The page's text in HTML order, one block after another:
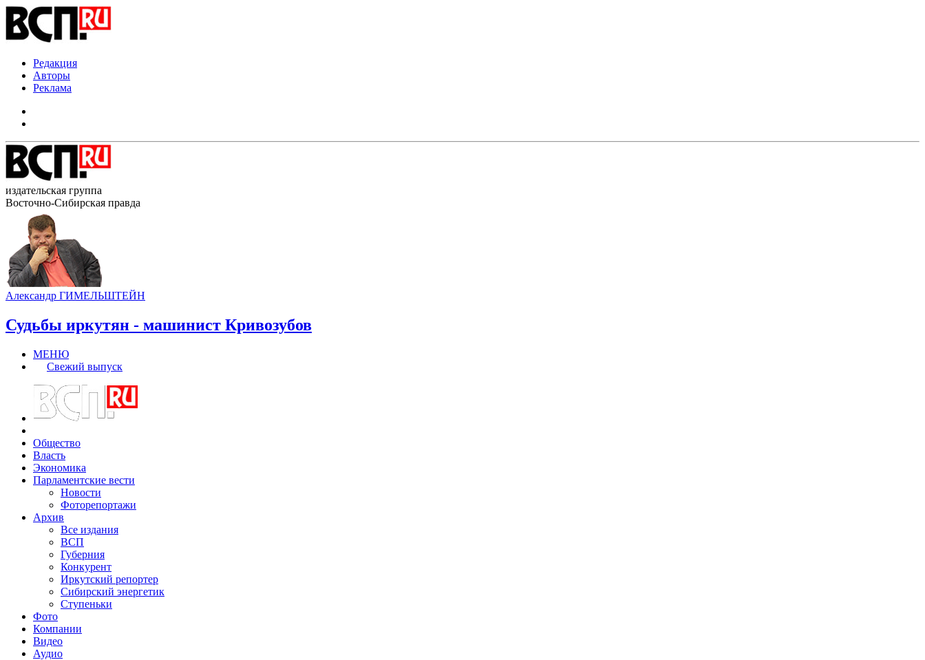
Редакция
Авторы
Реклама
издательская группа
Восточно-Сибирская правда
Александр ГИМЕЛЬШТЕЙН
Судьбы иркутян - машинист Кривозубов
МЕНЮ
Свежий выпуск
Общество
Власть
Экономика
Парламентские вести
Новости
Фоторепортажи
Архив
Все издания
ВСП
Губерния
Конкурент
Иркутский репортер
Сибирский энергетик
Ступеньки
Фото
Компании
Видео
Аудио